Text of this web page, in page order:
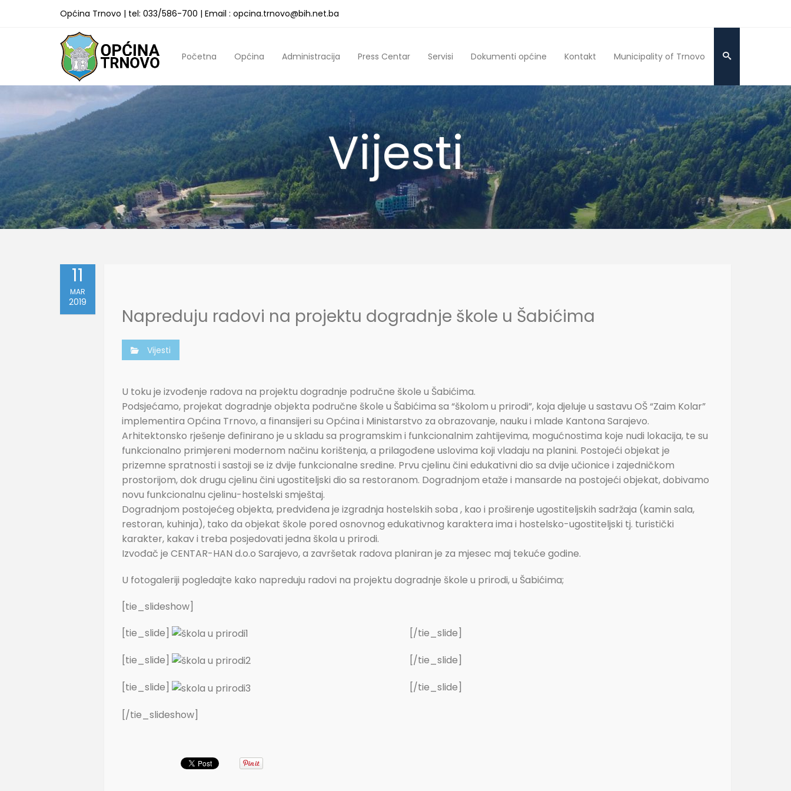
Općina Trnovo | tel: 033/586-700 | Email : opcina.trnovo@bih.net.ba
Početna Općina Administracija Press Centar Servisi Dokumenti općine Kontakt Municipality of Trnovo
Vijesti
11
MAR
2019
Napreduju radovi na projektu dogradnje škole u Šabićima
Vijesti
U toku je izvođenje radova na projektu dogradnje područne škole u Šabićima.
Podsjećamo, projekat dogradnje objekta područne škole u Šabićima sa “školom u prirodi”, koja djeluje u sastavu OŠ “Zaim Kolar”
implementira Općina Trnovo, a finansijeri su Općina i Ministarstvo za obrazovanje, nauku i mlade Kantona Sarajevo.
Arhitektonsko rješenje definirano je u skladu sa programskim i funkcionalnim zahtijevima, mogućnostima koje nudi lokacija, te su
funkcionalno primjereni modernom načinu korištenja, a prilagođene uslovima koji vladaju na planini. Postojeći objekat je
prizemne spratnosti i sastoji se iz dvije funkcionalne sredine. Prvu cjelinu čini edukativni dio sa dvije učionice i zajedničkom
prostorijom, dok drugu cjelinu čini ugostiteljski dio sa restoranom. Dogradnjom etaže i mansarde na postojeći objekat, dobivamo
novu funkcionalnu cjelinu-hostelski smještaj.
Dogradnjom postojećeg objekta, predviđena je izgradnja hostelskih soba , kao i proširenje ugostiteljskih sadržaja (kamin sala,
restoran, kuhinja), tako da objekat škole pored osnovnog edukativnog karaktera ima i hostelsko-ugostiteljski tj. turistički
karakter, kakav i treba posjedovati jedna škola u prirodi.
Izvođač je CENTAR-HAN d.o.o Sarajevo, a završetak radova planiran je za mjesec maj tekuće godine.
U fotogaleriji pogledajte kako napreduju radovi na projektu dogradnje škole u prirodi, u Šabićima;
[tie_slideshow]
[tie_slide]
[/tie_slide]
[tie_slide] [/tie_slide]
[tie_slide] [/tie_slide]
[/tie_slideshow]